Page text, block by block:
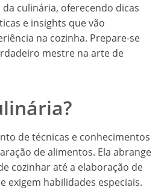
culinária, oferecendo dicas
e insights que vão
na cozinha. Prepare-se
mestre na arte de
de técnicas e conhecimentos
de alimentos. Ela abrange
cozinhar até a elaboração de
exigem habilidades especiais.